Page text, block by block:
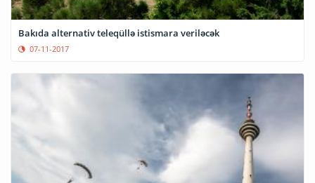
Bakıda alternativ teleqüllə istismara veriləcək
07-11-2017